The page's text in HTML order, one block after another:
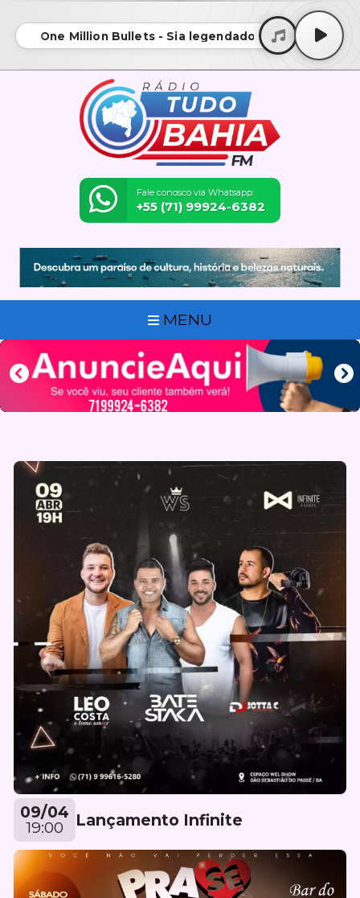
One Million Bullets - Sia legendado
Fale conosco via Whatsapp:
+55 (71) 99924-6382
MENU
09/04
19:00 Lançamento Infinite